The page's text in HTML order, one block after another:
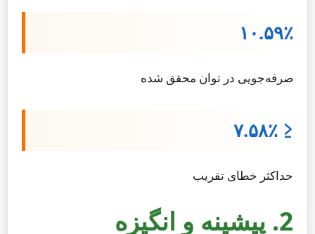
۱۰.۵۹٪
صرفه‌جویی در توان محقق شده
≤ ۷.۵۸٪
حداکثر خطای تقریب
2. پیشینه و انگیزه